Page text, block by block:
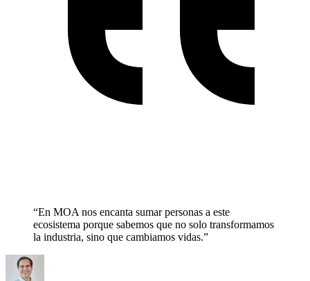
“En MOA nos encanta sumar personas a este
ecosistema porque sabemos que no solo transformamos
la industria, sino que cambiamos vidas.”